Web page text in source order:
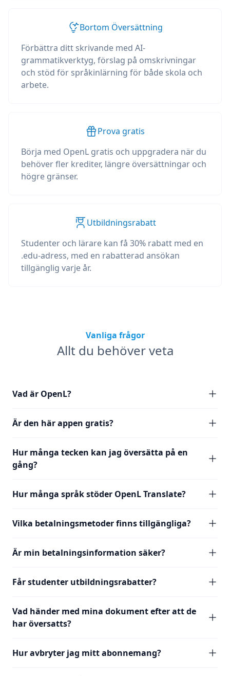
Bortom Översättning
Förbättra ditt skrivande med AI-
grammatikverktyg, förslag på omskrivningar
och stöd för språkinlärning för både skola och
arbete.
Prova gratis
Börja med OpenL gratis och uppgradera när du
behöver fler krediter, längre översättningar och
högre gränser.
Utbildningsrabatt
Studenter och lärare kan få 30% rabatt med en
.edu-adress, med en rabatterad ansökan
tillgänglig varje år.
Vanliga frågor
Allt du behöver veta
Vad är OpenL?
Är den här appen gratis?
Hur många tecken kan jag översätta på en
gång?
Hur många språk stöder OpenL Translate?
Vilka betalningsmetoder finns tillgängliga?
Är min betalningsinformation säker?
Får studenter utbildningsrabatter?
Vad händer med mina dokument efter att de
har översatts?
Hur avbryter jag mitt abonnemang?